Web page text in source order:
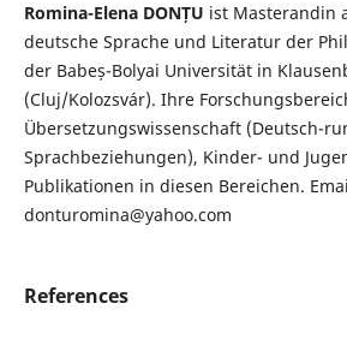
Romina-Elena DONȚU ist Masterandin
deutsche Sprache und Literatur der
der Babeș-Bolyai Universität in
(Cluj/Kolozsvár). Ihre
Übersetzungswissenschaft (Deutsch-
Sprachbeziehungen), Kinder- und
Publikationen in diesen Bereichen.
donturomina@yahoo.com
References